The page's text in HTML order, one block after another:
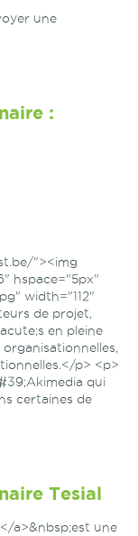
une
:
"><img
hspace="5px"
width="112"
de projet,
en pleine
p> <p>
qui
certaines de
Tesial
a>&nbsp;est une